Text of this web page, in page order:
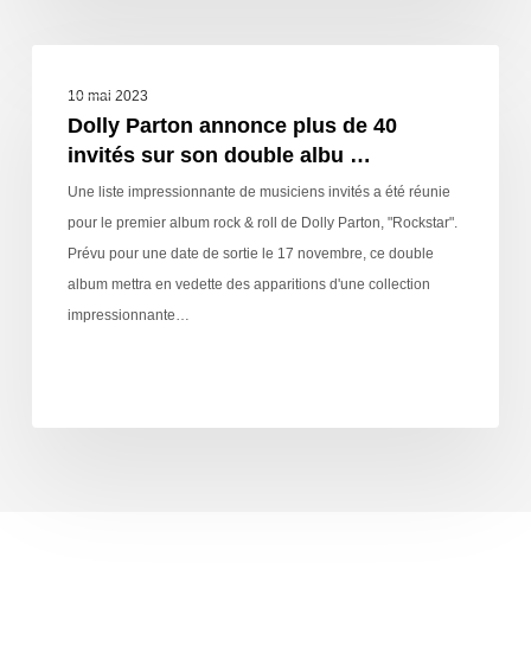
10 mai 2023
Dolly Parton annonce plus de 40
invités sur son double albu …
Une liste impressionnante de musiciens invités a été réunie
pour le premier album rock & roll de Dolly Parton, "Rockstar".
Prévu pour une date de sortie le 17 novembre, ce double
album mettra en vedette des apparitions d'une collection
impressionnante…